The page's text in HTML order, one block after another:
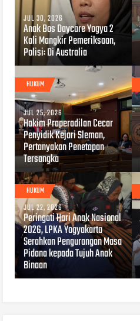
JUL 30, 2026
Anak Bos Daycare Yogya 2
Kali Mangkir Pemeriksaan,
Polisi: Di Australia
HUKUM
JUL 25, 2026
Hakim Praperadilan Cecar
Penyidik Kejari Sleman,
Pertanyakan Penetapan
Tersangka
HUKUM
JUL 22, 2026
Peringati Hari Anak Nasional
2026, LPKA Yogyakarta
Serahkan Pengurangan Masa
Pidana kepada Tujuh Anak
Binaan